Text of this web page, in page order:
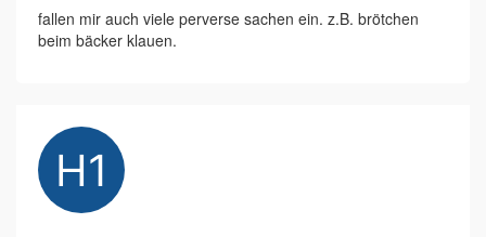
fallen mir auch viele perverse sachen ein. z.B. brötchen
beim bäcker klauen.